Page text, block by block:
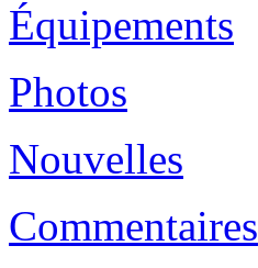
Équipements
Photos
Nouvelles
Commentaires